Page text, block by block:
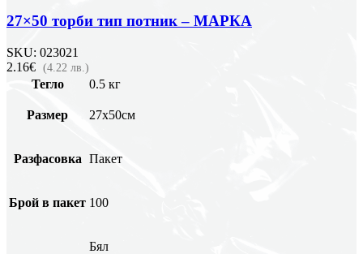
27×50 торби тип потник – MAРКА
SKU: 023021
2.16€ (4.22 лв.)
Тегло 0.5 кг
Размер 27х50см
Разфасовка Пакет
Брой в пакет 100
Бял